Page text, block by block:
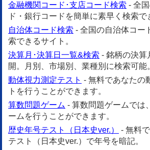
金融機関コード･支店コード検索 - 全
ド・銀行コードを簡単に素早く検索で
自治体コード検索 - 全国の自治体コー
索できるサイト。
決算月･決算日一覧&検索 - 銘柄の決算
開。月別、市場別、業種別に検索可能
動体視力測定テスト - 無料であなたの
トを行うことができます。
算数問題ゲーム - 算数問題ゲームでは
ームを行うことができます。
歴史年号テスト（日本史ver.）
- 無料
テスト（日本史ver.）で年号を暗記。